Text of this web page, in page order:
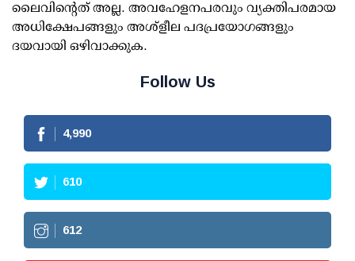
ലൈവിന്റെത് അല്ല. അവഹേളനപരവും വ്യക്തിപരമായ
അധിക്ഷേപങ്ങളും അശ്‌ളീല പദപ്രയോഗങ്ങളും
ദയവായി ഒഴിവാക്കുക.
Follow Us
4,990
610
612